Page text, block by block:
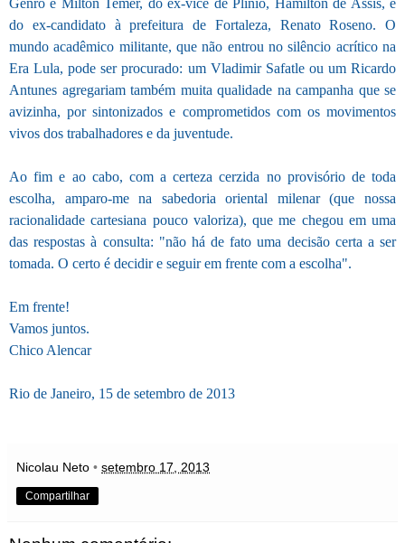
do ex-candidato à prefeitura de Fortaleza, Renato Roseno. O
mundo acadêmico militante, que não entrou no silêncio acrítico na
Era Lula, pode ser procurado: um Vladimir Safatle ou um Ricardo
Antunes agregariam também muita qualidade na campanha que se
avizinha, por sintonizados e comprometidos com os movimentos
vivos dos trabalhadores e da juventude.
Ao fim e ao cabo, com a certeza cerzida no provisório de toda
escolha, amparo-me na sabedoria oriental milenar (que nossa
racionalidade cartesiana pouco valoriza), que me chegou em uma
das respostas à consulta: "não há de fato uma decisão certa a ser
tomada. O certo é decidir e seguir em frente com a escolha".
Em frente!
Vamos juntos.
Chico Alencar
Rio de Janeiro, 15 de setembro de 2013
Nicolau Neto • setembro 17, 2013
Compartilhar